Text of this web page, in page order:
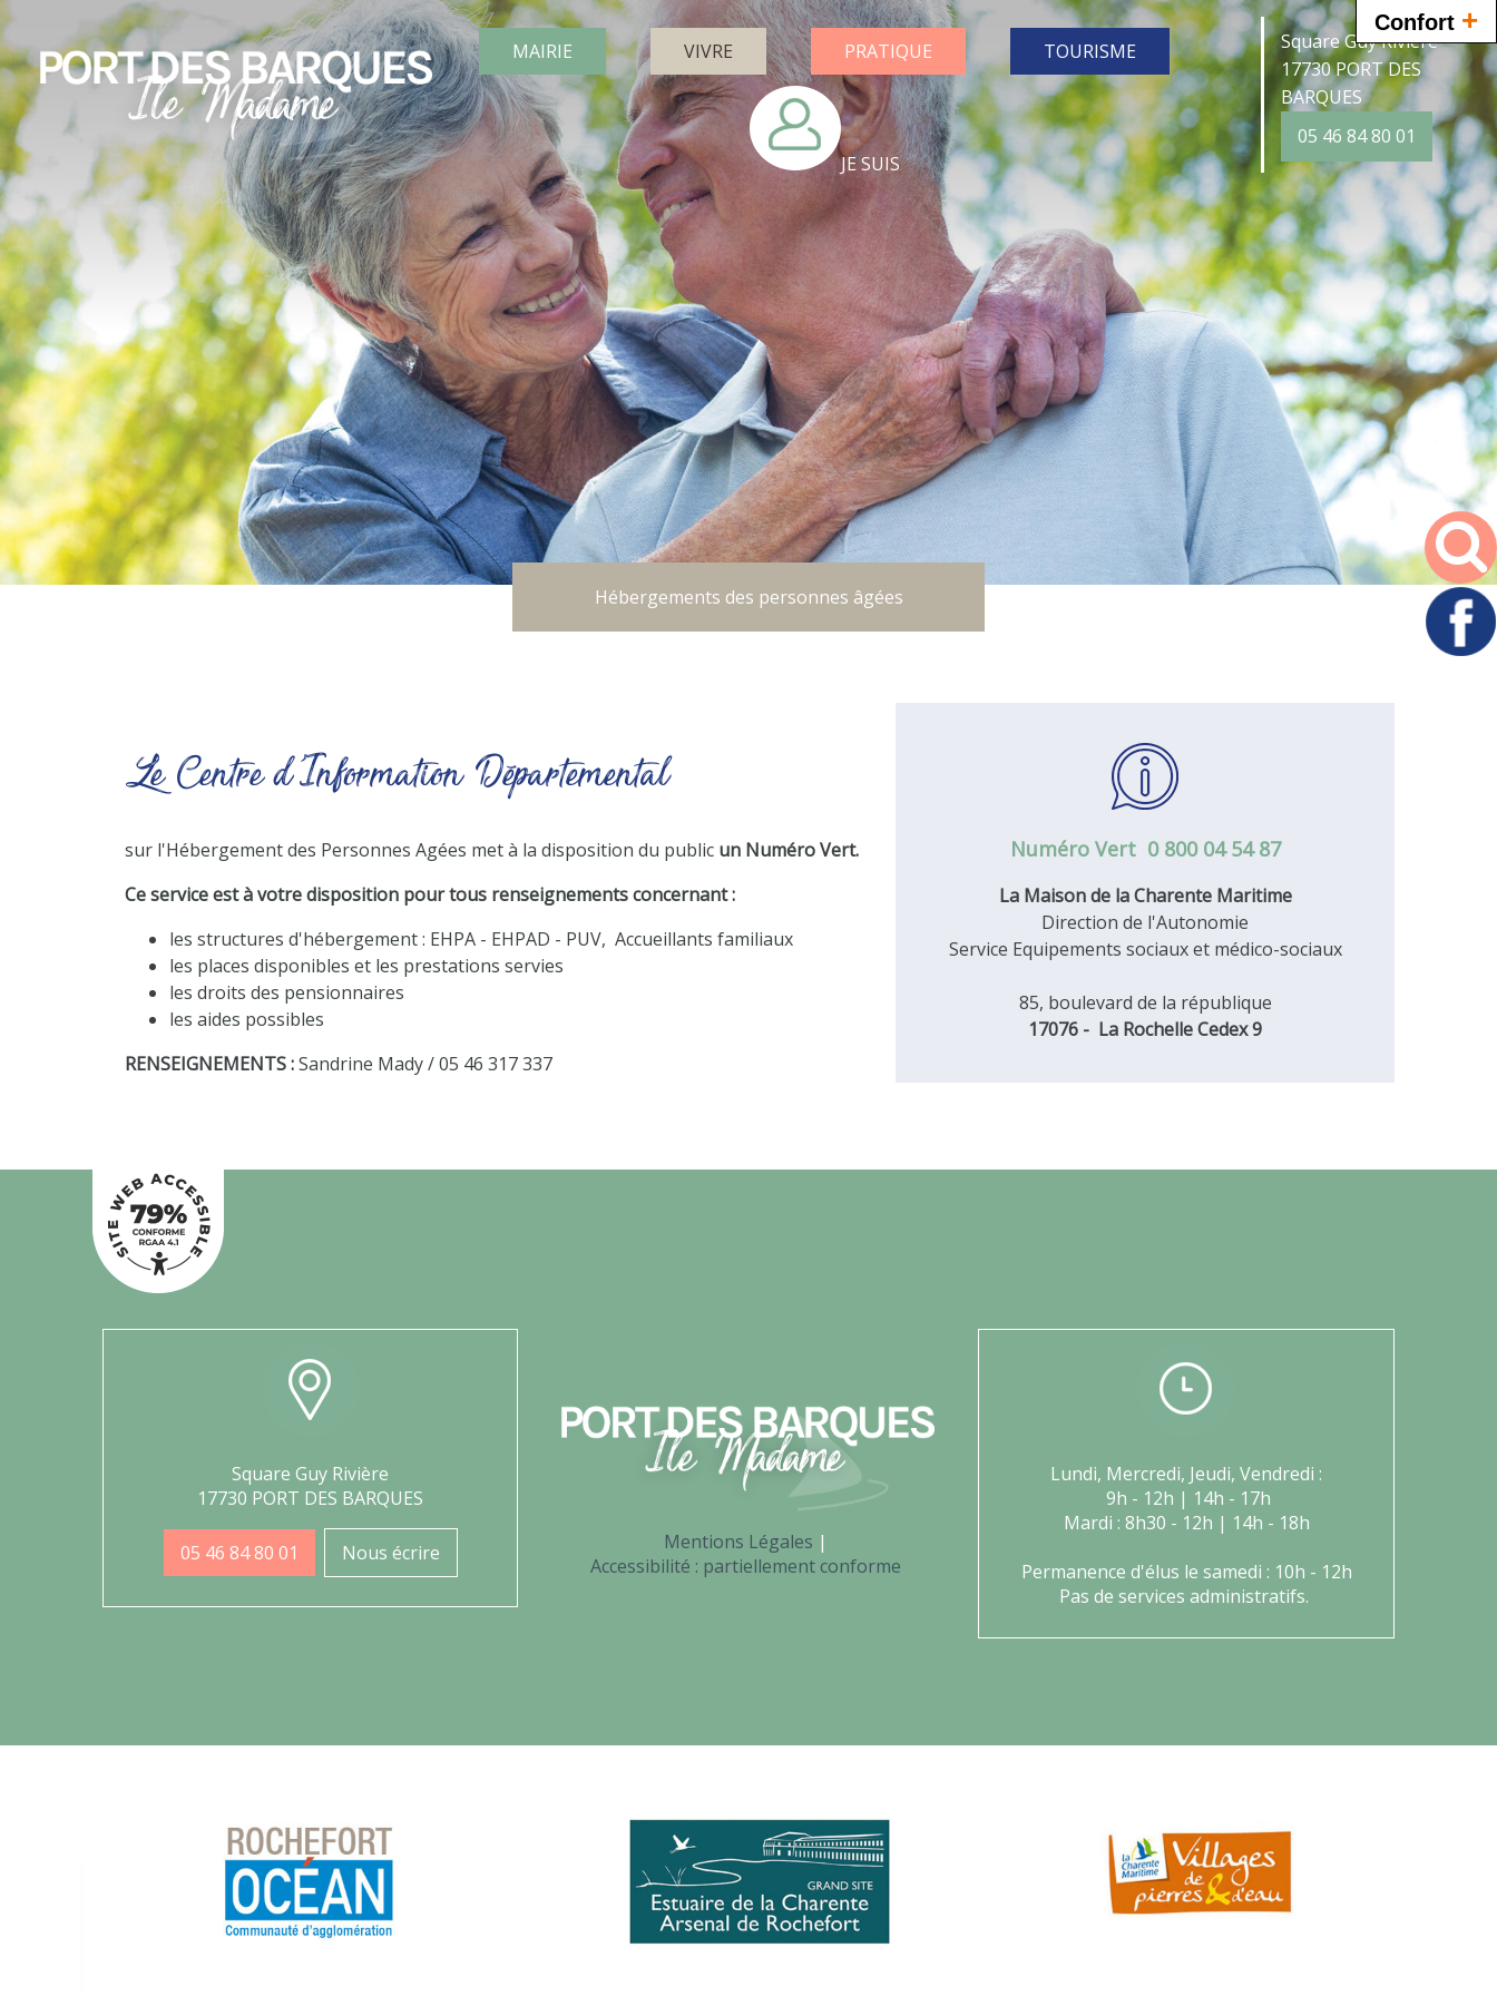
Confort +
Square Guy Rivière
17730 PORT DES
BARQUES
05 46 84 80 01
MAIRIE VIVRE PRATIQUE TOURISME
JE SUIS
Hébergements des personnes âgées
LeCentre d'Information Départemental
sur l'Hébergement des Personnes Agées met à la disposition du public un Numéro Vert.
Ce service est à votre disposition pour tous renseignements concernant :
les structures d'hébergement : EHPA - EHPAD - PUV, Accueillants familiaux
les places disponibles et les prestations servies
les droits des pensionnaires
les aides possibles
RENSEIGNEMENTS :Sandrine Mady / 05 46 317 337
Numéro Vert 0 800 04 54 87
La Maison de la Charente Maritime
Direction de l'Autonomie
Service Equipements sociaux et médico-sociaux
85, boulevard de la république
17076 - La Rochelle Cedex 9
Square Guy Rivière
17730 PORT DES BARQUES
05 46 84 80 01 Nous écrire
Mentions Légales
Accessibilité : partiellement conforme
Lundi, Mercredi, Jeudi, Vendredi :
9h - 12h | 14h - 17h
Mardi : 8h30 - 12h | 14h - 18h
Permanence d'élus le samedi : 10h - 12h
Pas de services administratifs.